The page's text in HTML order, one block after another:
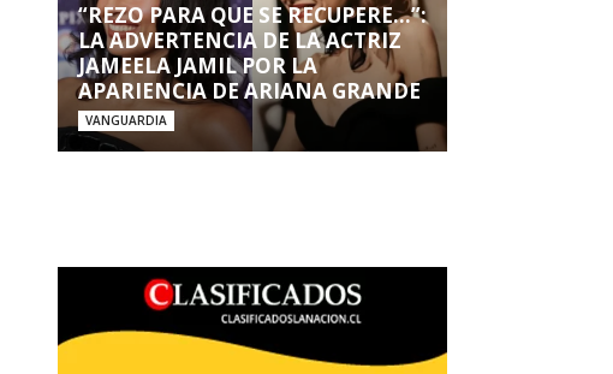
“REZO PARA QUE SE RECUPERE…”:
LA ADVERTENCIA DE LA ACTRIZ
JAMEELA JAMIL POR LA
APARIENCIA DE ARIANA GRANDE
VANGUARDIA